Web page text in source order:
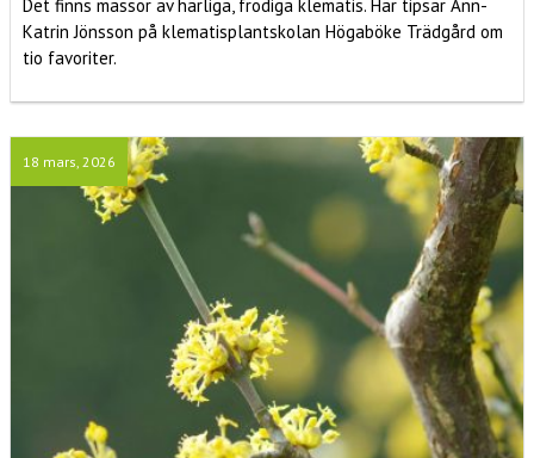
Det finns massor av härliga, frodiga klematis. Här tipsar Ann-
Katrin Jönsson på klematisplantskolan Högaböke Trädgård om
tio favoriter.
18 mars, 2026